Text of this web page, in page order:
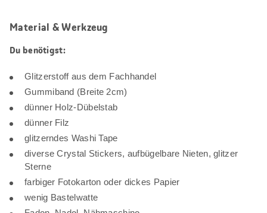
Material & Werkzeug
Du benötigst:
Glitzerstoff aus dem Fachhandel
Gummiband (Breite 2cm)
dünner Holz-Dübelstab
dünner Filz
glitzerndes Washi Tape
diverse Crystal Stickers, aufbügelbare Nieten, glitzer
Sterne
farbiger Fotokarton oder dickes Papier
wenig Bastelwatte